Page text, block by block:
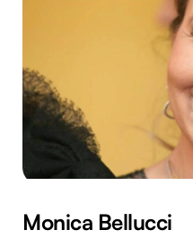
Monica Bellucci